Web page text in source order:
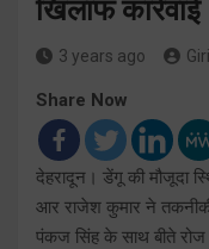
खिलाफ कार्रवाई
3 years ago
Share Now
देहरादून। डेंगू की मौजूदा
आर राजेश कुमार ने तकनीकी
पंकज सिंह के साथ बीते रोज